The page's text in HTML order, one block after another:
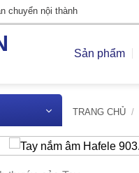
chuyển nội thành
Sản phẩm
TRANG CHỦ /